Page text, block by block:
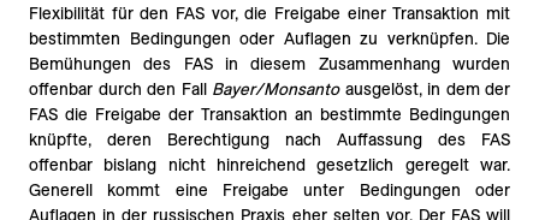
Flexibilität für den FAS vor, die Freigabe einer Transaktion mit
bestimmten Bedingungen oder Auflagen zu verknüpfen. Die
Bemühungen des FAS in diesem Zusammenhang wurden
offenbar durch den Fall Bayer/Monsantoausgelöst, in dem der
FAS die Freigabe der Transaktion an bestimmte Bedingungen
knüpfte, deren Berechtigung nach Auffassung des FAS
offenbar bislang nicht hinreichend gesetzlich geregelt war.
Generell kommt eine Freigabe unter Bedingungen oder
Auflagen in der russischen Praxis eher selten vor. Der FAS will